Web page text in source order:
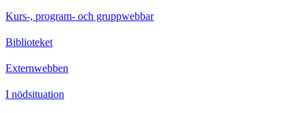
Kurs-, program- och gruppwebbar
Biblioteket
Externwebben
I nödsituation